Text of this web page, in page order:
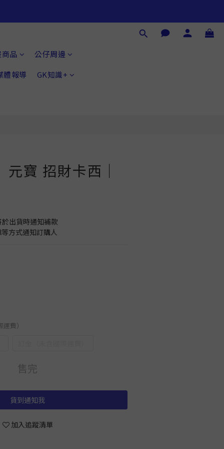
品
公仔周邊
體報導
GK知識+
寶 招財卡西｜
出貨時通知補款
方式通知訂購人
費）
售完
貨到通知我
加入追蹤清單